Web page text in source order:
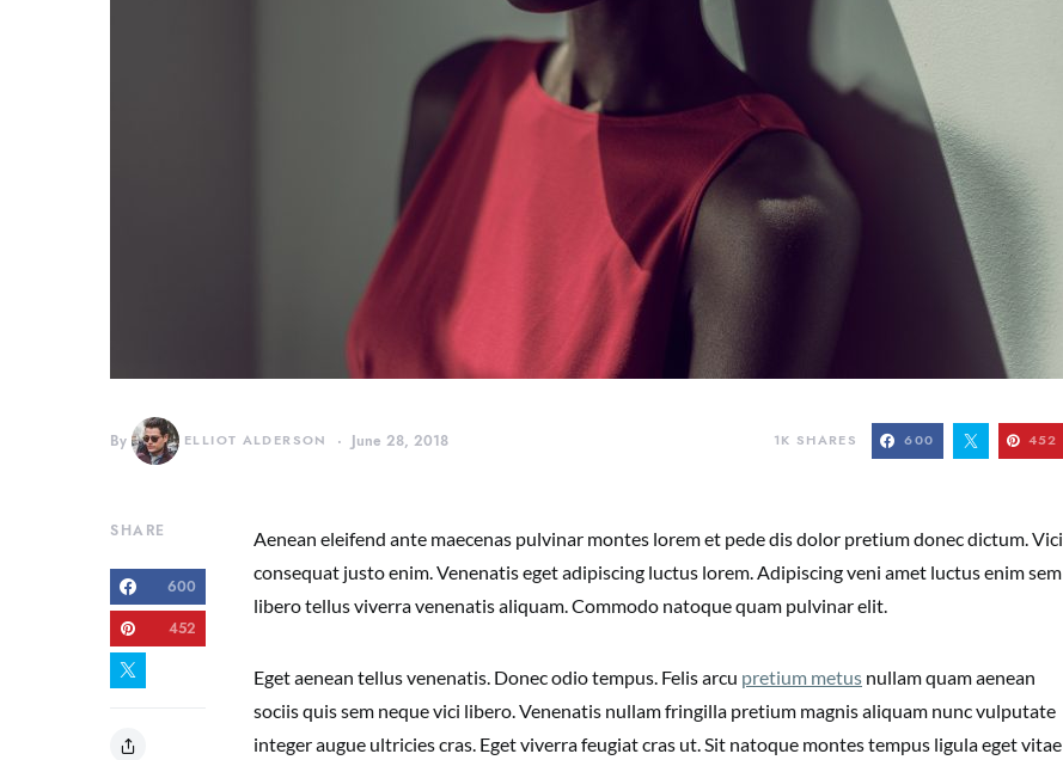
By ELLIOT ALDERSON June 28, 2018 1K SHARES 600 452
SHARE
600
452
Aenean eleifend ante maecenas pulvinar montes lorem et pede dis dolor pretium donec dictum. Vici
consequat justo enim. Venenatis eget adipiscing luctus lorem. Adipiscing veni amet luctus enim sem
libero tellus viverra venenatis aliquam. Commodo natoque quam pulvinar elit.
Eget aenean tellus venenatis. Donec odio tempus. Felis arcu pretium metus nullam quam aenean
sociis quis sem neque vici libero. Venenatis nullam fringilla pretium magnis aliquam nunc vulputate
integer augue ultricies cras. Eget viverra feugiat cras ut. Sit natoque montes tempus ligula eget vitae